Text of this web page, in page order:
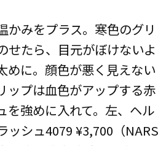
かみをプラス。寒色のグリ
せたら、目元がぼけないよ
めに。顔色が悪く見えない
ップは血色がアップする赤
を強めに入れて。左、ヘル
ッシュ4079 ¥3,700（NARS